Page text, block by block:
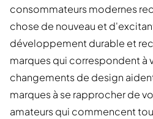
consommateurs modernes
chose de nouveau et
développement durable et
marques qui correspondent à
changements de design
marques à se rapprocher de
amateurs qui commencent